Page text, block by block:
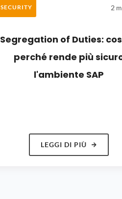
SECURITY 2
Segregation of Duties:
perché rende più
l'ambiente SAP
LEGGI DI PIÙ